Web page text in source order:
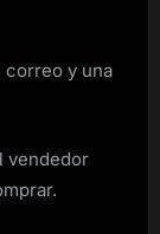
correo y una
vendedor